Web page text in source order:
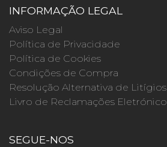
INFORMAÇÃO LEGAL
Aviso Legal
Política de Privacidade
Política de Cookies
Condições de Compra
Resolução Alternativa de Litígios
Livro de Reclamações Eletrónico
SEGUE-NOS